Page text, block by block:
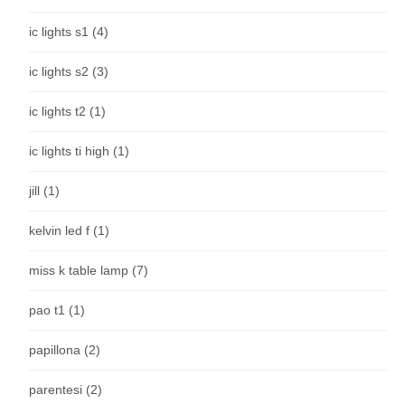
ic lights s1 (4)
ic lights s2 (3)
ic lights t2 (1)
ic lights ti high (1)
jill (1)
kelvin led f (1)
miss k table lamp (7)
pao t1 (1)
papillona (2)
parentesi (2)